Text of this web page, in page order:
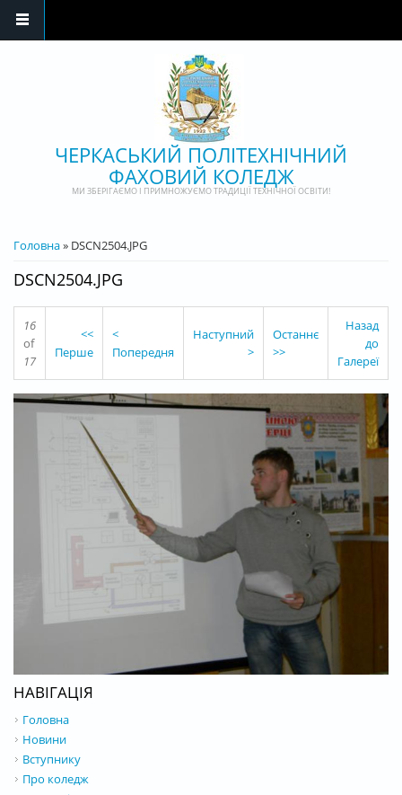
ЧЕРКАСЬКИЙ ПОЛІТЕХНІЧНИЙ
ФАХОВИЙ КОЛЕДЖ
МИ ЗБЕРІГАЄМО І ПРИМНОЖУЄМО ТРАДИЦІЇ ТЕХНІЧНОЇ ОСВІТИ!
ВИ Є ТУТ
Головна» DSCN2504.JPG
DSCN2504.JPG
16
of
17
<<
Перше
<
Попередня
Наступний
>
Останнє
>>
Назад
до
Галереї
НАВІГАЦІЯ
Головна
Новини
Вступнику
Про коледж